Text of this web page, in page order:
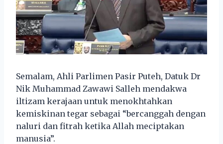
Semalam, Ahli Parlimen Pasir Puteh, Datuk Dr
Nik Muhammad Zawawi Salleh mendakwa
iltizam kerajaan untuk menokhtahkan
kemiskinan tegar sebagai “bercanggah dengan
naluri dan fitrah ketika Allah meciptakan
manusia”.